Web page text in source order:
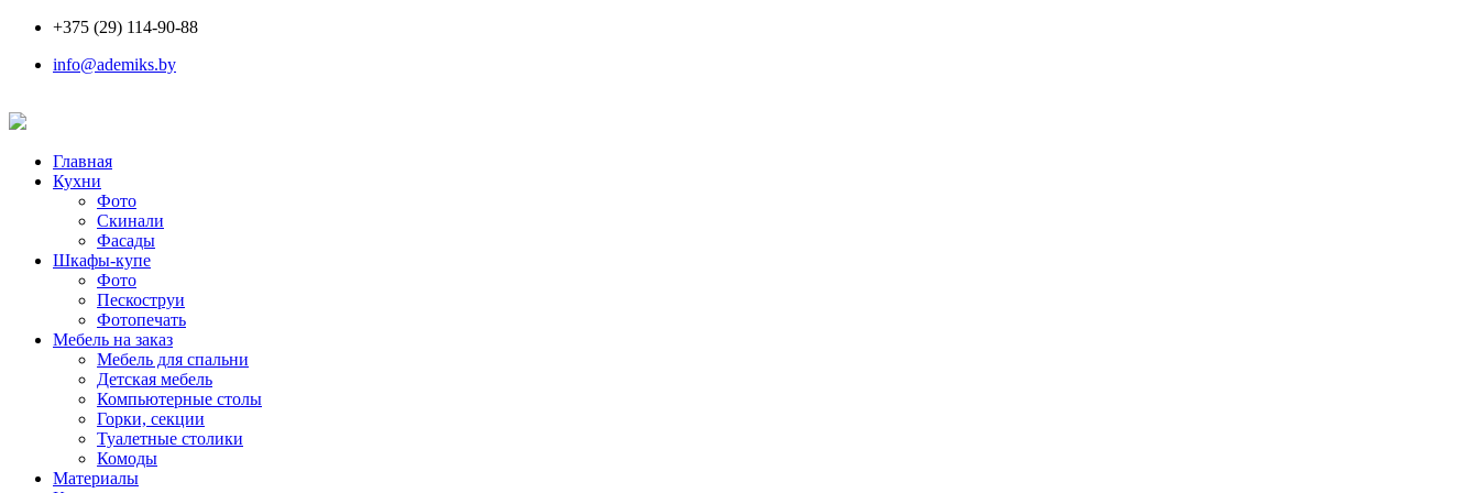
+375 (29) 114-90-88
info@ademiks.by
Главная
Кухни
Фото
Скинали
Фасады
Шкафы-купе
Фото
Пескоструи
Фотопечать
Мебель на заказ
Мебель для спальни
Детская мебель
Компьютерные столы
Горки, секции
Туалетные столики
Комоды
Материалы